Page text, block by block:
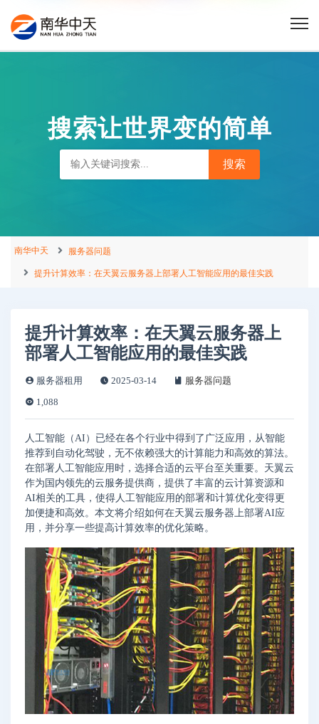
搜索让世界变的简单
南华中天 服务器问题
提升计算效率：在天翼云服务器上部署人工智能应用的最佳实践
提升计算效率：在天翼云服务器上
部署人工智能应用的最佳实践
服务器租用 2025-03-14
服务器问题
1,088
人工智能（AI）已经在各个行业中得到了广泛应用，从智能
推荐到自动化驾驶，无不依赖强大的计算能力和高效的算法。
在部署人工智能应用时，选择合适的云平台至关重要。天翼云
作为国内领先的云服务提供商，提供了丰富的云计算资源和
AI相关的工具，使得人工智能应用的部署和计算优化变得更
加便捷和高效。本文将介绍如何在天翼云服务器上部署AI应
用，并分享一些提高计算效率的优化策略。